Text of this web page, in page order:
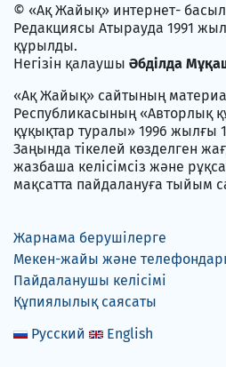
© «Ақ Жайық» интернет-
Редакциясы Атырауда 1991
құрылды.
Негізін қалаушы Әбділда
«Ақ Жайық» сайтының
Республикасының «Авторлық
құқықтар туралы» 1996
Заңында тікелей көзделген
жазбаша келісімсіз және
мақсатта пайдалануға тыйым
Жарнама берушілерге
Мекен-жайы және
Пайдаланушы келісімі
Құпиялылық саясаты
Русский
English